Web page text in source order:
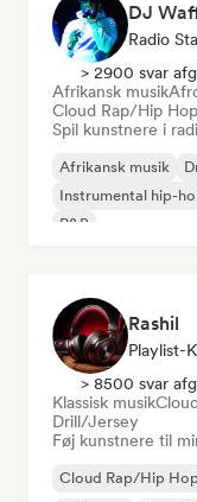
DJ
Radio
> 2900 svar
Afrikansk musik
Cloud Rap/Hip Hop
Spil kunstnere i
Afrikansk musik
Instrumental hip-
R&B
Rashil
Playlist-
> 8500 svar
Klassisk musik
Drill/Jersey
Føj kunstnere til
Cloud Rap/Hip Hop